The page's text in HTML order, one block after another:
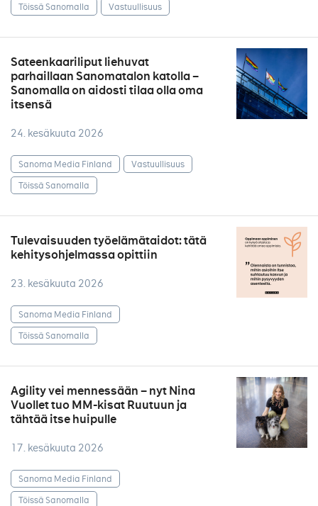
Töissä Sanomalla
Vastuullisuus
Sateenkaariliput liehuvat
parhaillaan Sanomatalon katolla –
Sanomalla on aidosti tilaa olla oma
itsensä
24. kesäkuuta 2026
Sanoma Media Finland
Vastuullisuus
Töissä Sanomalla
Tulevaisuuden työelämätaidot: tätä
kehitysohjelmassa opittiin
23. kesäkuuta 2026
Sanoma Media Finland
Töissä Sanomalla
Agility vei mennessään – nyt Nina
Vuollet tuo MM-kisat Ruutuun ja
tähtää itse huipulle
17. kesäkuuta 2026
Sanoma Media Finland
Töissä Sanomalla